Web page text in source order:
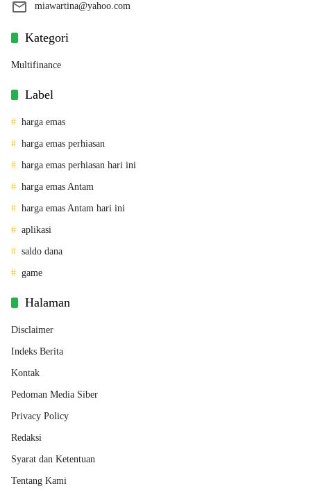
miawartina@yahoo.com
Kategori
Multifinance
Label
harga emas
harga emas perhiasan
harga emas perhiasan hari ini
harga emas Antam
harga emas Antam hari ini
aplikasi
saldo dana
game
Halaman
Disclaimer
Indeks Berita
Kontak
Pedoman Media Siber
Privacy Policy
Redaksi
Syarat dan Ketentuan
Tentang Kami